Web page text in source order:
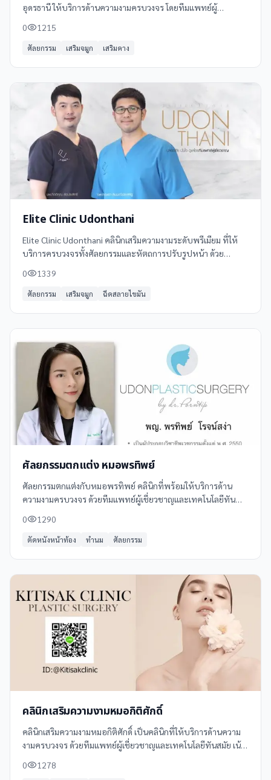
อุดรธานี ให้บริการด้านความงามครบวงจร โดยทีมแพทย์ผู้
ที่สวยเป็นธรรมชาติ
0 1215
ศัลยกรรม เสริมจมูก เสริมคาง
Elite Clinic Udonthani
Elite Clinic Udonthani คลินิกเสริมความงามระดับพรีเมียม ที่ให้
บริการครบวงจรทั้งศัลยกรรมและหัตถการปรับรูปหน้า ด้วย
เฉพาะด้าน
0 1339
ศัลยกรรม เสริมจมูก ฉีดสลายไขมัน
ศัลยกรรมตกแต่ง หมอพรทิพย์
ศัลยกรรมตกแต่งกับหมอพรทิพย์ คลินิกที่พร้อมให้บริการด้าน
ความงามครบวงจร ด้วยทีมแพทย์ผู้เชี่ยวชาญและเทคโนโลยีทัน
0 1290
ตัดหนังหน้าท้อง ทำนม ศัลยกรรม
คลินิกเสริมความงามหมอกิติศักดิ์
คลินิกเสริมความงามหมอกิติศักดิ์ เป็นคลินิกที่ให้บริการด้านความ
งามครบวงจร ด้วยทีมแพทย์ผู้เชี่ยวชาญและเทคโนโลยีทันสมัย เน้น
การดูแลผิวหน้าและผิวกาย
0 1278